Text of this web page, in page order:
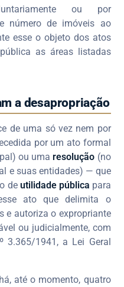
ou por
número de imóveis ao
esse o objeto dos atos
as áreas listadas
a desapropriação
de uma só vez nem por
por um ato formal
ou uma resolução (no
e suas entidades) — que
de utilidade pública para
ato que delimita o
e autoriza o expropriante
ou judicialmente, com
3.365/1941, a Lei Geral
até o momento, quatro